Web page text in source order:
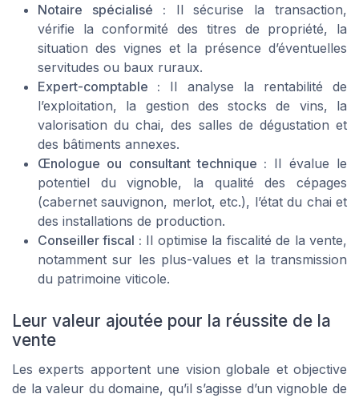
Notaire spécialisé : Il sécurise la transaction,
vérifie la conformité des titres de propriété, la
situation des vignes et la présence d’éventuelles
servitudes ou baux ruraux.
Expert-comptable : Il analyse la rentabilité de
l’exploitation, la gestion des stocks de vins, la
valorisation du chai, des salles de dégustation et
des bâtiments annexes.
Œnologue ou consultant technique : Il évalue le
potentiel du vignoble, la qualité des cépages
(cabernet sauvignon, merlot, etc.), l’état du chai et
des installations de production.
Conseiller fiscal : Il optimise la fiscalité de la vente,
notamment sur les plus-values et la transmission
du patrimoine viticole.
Leur valeur ajoutée pour la réussite de la
vente
Les experts apportent une vision globale et objective
de la valeur du domaine, qu’il s’agisse d’un vignoble de